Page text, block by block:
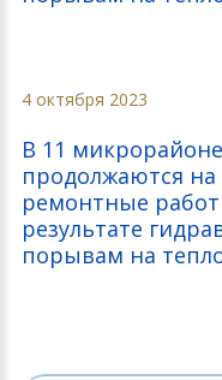
4 октября 2023
В 11
продолжаются
ремонтные
результате
порывам на